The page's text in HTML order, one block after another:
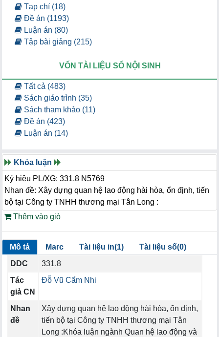
Tạp chí (18)
Đề án (1193)
Luận án (80)
Tập bài giảng (215)
VỐN TÀI LIỆU SỐ NỘI SINH
Tất cả (483)
Sách giáo trình (35)
Sách tham khảo (11)
Đề án (423)
Luận án (14)
Khóa luận
Ký hiệu PL/XG: 331.8 N5769
Nhan đề: Xây dựng quan hệ lao động hài hòa, ổn định, tiến
bộ tại Công ty TNHH thương mại Tân Long :
Thêm vào giỏ
Mô tả Marc Tài liệu in(1)
Tài liệu số(0)
DDC
331.8
Tác
giả CN
Đỗ Vũ Cẩm Nhi
Nhan
đề
Xây dựng quan hệ lao động hài hòa, ổn định,
tiến bộ tại Công ty TNHH thương mại Tân
Long :Khóa luận ngành Quan hệ lao động và